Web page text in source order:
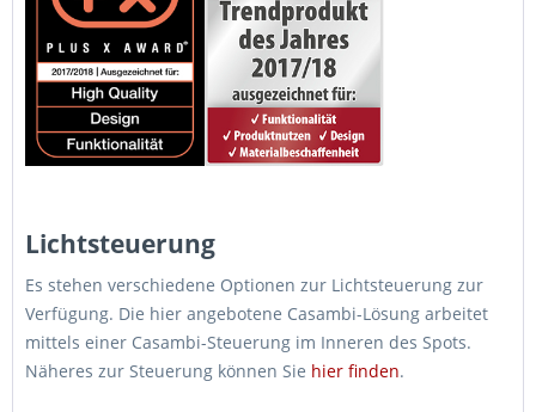
Lichtsteuerung
Es stehen verschiedene Optionen zur Lichtsteuerung zur
Verfügung. Die hier angebotene Casambi-Lösung arbeitet
mittels einer Casambi-Steuerung im Inneren des Spots.
Näheres zur Steuerung können Sie hier finden.